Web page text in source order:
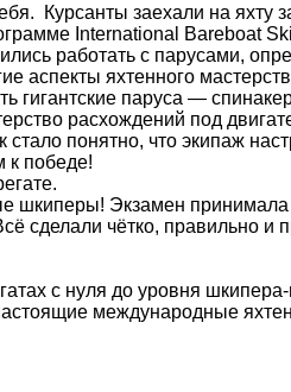
Курсанты заехали на яхту
International Bareboat
работать с парусами,
аспекты яхтенного
гигантские паруса —
расхождений под
понятно, что экипаж
к победе!
Экзамен
сделали чётко, правильно и
с нуля до уровня
международные